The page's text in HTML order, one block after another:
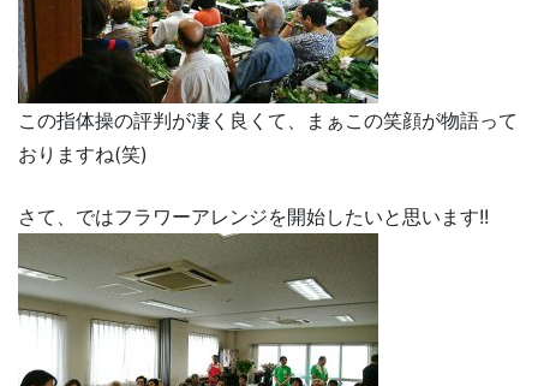
この指体操の評判が凄く良くて、まぁこの笑顔が物語って
おりますね(笑)
さて、ではフラワーアレンジを開始したいと思います!!